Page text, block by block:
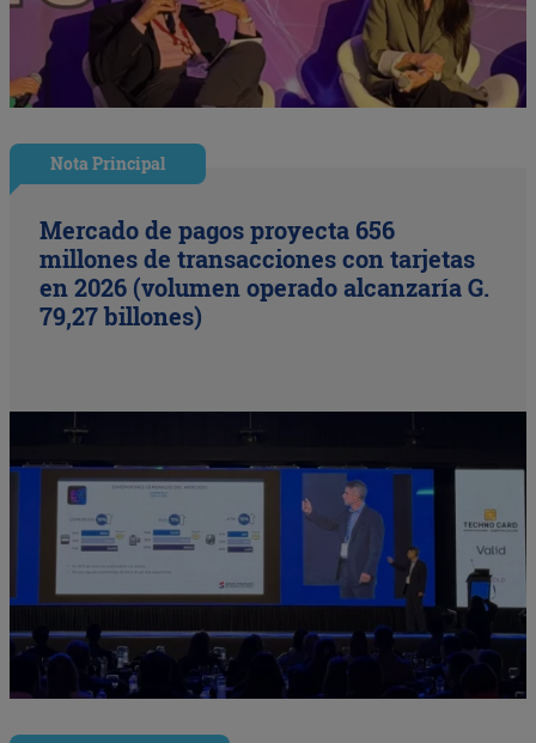
Nota Principal
Mercado de pagos proyecta 656
millones de transacciones con tarjetas
en 2026 (volumen operado alcanzaría G.
79,27 billones)